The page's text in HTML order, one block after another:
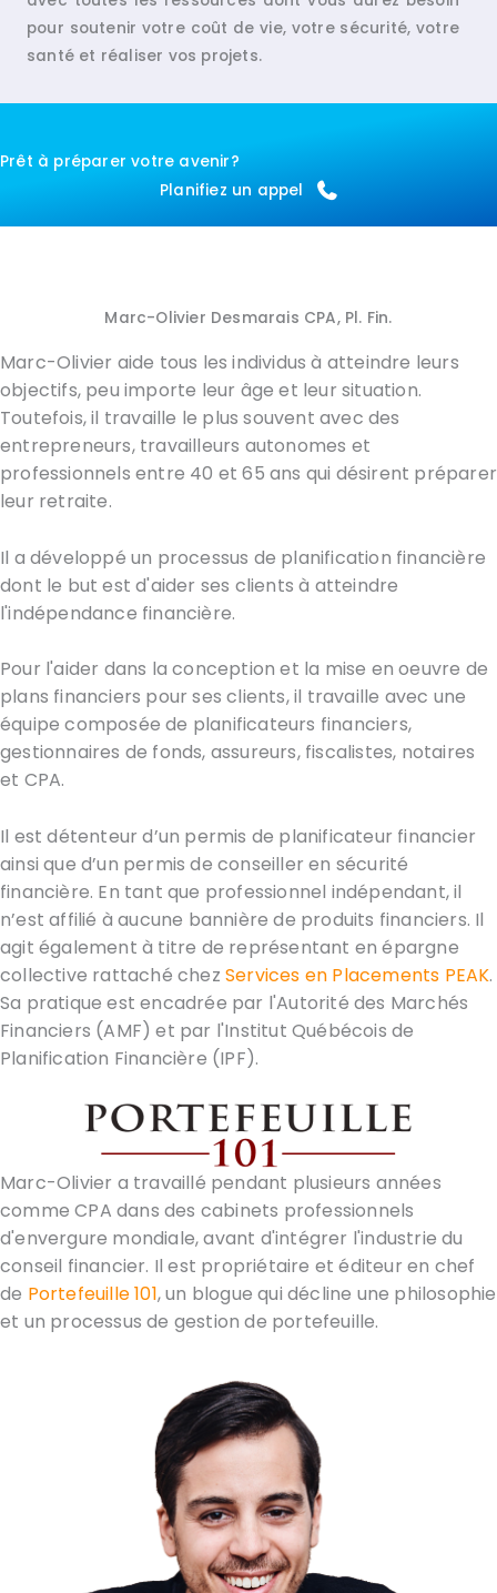
pour soutenir votre coût de vie, votre sécurité, votre
santé et réaliser vos projets.
Prêt à préparer votre avenir?
Planifiez un appel
Marc-Olivier Desmarais CPA, Pl. Fin.
Marc-Olivier aide tous les individus à atteindre leurs
objectifs, peu importe leur âge et leur situation.
Toutefois, il travaille le plus souvent avec des
entrepreneurs, travailleurs autonomes et
professionnels entre 40 et 65 ans qui désirent préparer
leur retraite.
Il a développé un processus de planification financière
dont le but est d'aider ses clients à atteindre
l'indépendance financière.
Pour l'aider dans la conception et la mise en oeuvre de
plans financiers pour ses clients, il travaille avec une
équipe composée de planificateurs financiers,
gestionnaires de fonds, assureurs, fiscalistes, notaires
et CPA.
Il est détenteur d’un permis de planificateur financier
ainsi que d’un permis de conseiller en sécurité
financière. En tant que professionnel indépendant, il
n’est affilié à aucune bannière de produits financiers. Il
agit également à titre de représentant en épargne
collective rattaché chez Services en Placements PEAK.
Sa pratique est encadrée par l'Autorité des Marchés
Financiers (AMF) et par l'Institut Québécois de
Planification Financière (IPF).
Marc-Olivier a travaillé pendant plusieurs années
comme CPA dans des cabinets professionnels
d'envergure mondiale, avant d'intégrer l'industrie du
conseil financier. Il est propriétaire et éditeur en chef
de Portefeuille 101, un blogue qui décline une philosophie
et un processus de gestion de portefeuille.